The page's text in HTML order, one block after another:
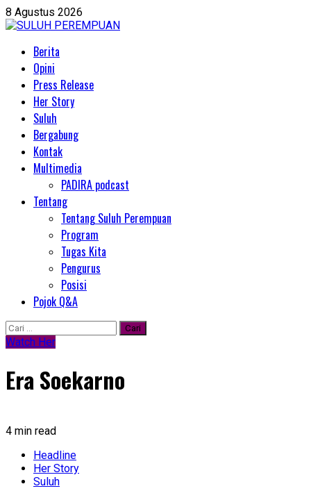
Skip
to
8 Agustus 2026
PrimaryBerita
Opini
Press Release
Her Story
Suluh
Bergabung
Kontak
Multimedia
PADIRA podcast
Tentang
Tentang Suluh Perempuan
Program
Tugas Kita
Pengurus
Posisi
Pojok Q&A
Cari
untuk:
Watch Her
Era Soekarno
4 min read
Headline
Her Story
Suluh